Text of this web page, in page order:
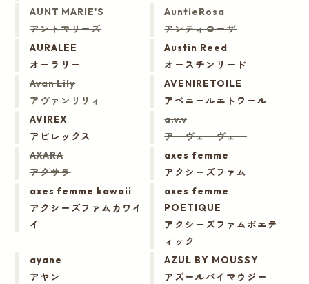
AUNT MARIE'S
アントマリーズ
AuntieRosa
アンティローザ
AURALEE
オーラリー
Austin Reed
オースチンリード
Avan Lily
アヴァンリリィ
AVENIRETOILE
アベニールエトワール
AVIREX
アビレックス
a.v.v
アーヴェーヴェー
AXARA
アクサラ
axes femme
アクシーズファム
axes femme kawaii
アクシーズファムカワイ
イ
axes femme
POETIQUE
アクシーズファムポエテ
ィック
ayane
アヤン
AZUL BY MOUSSY
アズールバイマウジー